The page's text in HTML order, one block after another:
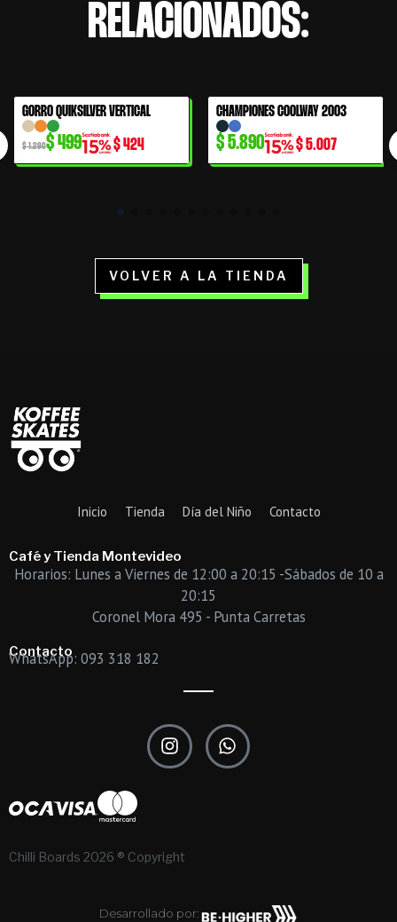
RELACIONADOS:
61% OFF
GORRO QUIKSILVER VERTICAL
$1.290
El
precio
original
era:
$499
El
precio
actual
es:
$424
CHAMPIONES COOLWAY 2003
$5.890 $5.007
VOLVER A LA TIENDA
Inicio Tienda Día del Niño Contacto
Café y Tienda Montevideo
Horarios: Lunes a Viernes de 12:00 a 20:15 -Sábados de 10 a
20:15
Coronel Mora 495 - Punta Carretas
Contacto
WhatsApp: 093 318 182
Chilli Boards 2026 ® Copyright
I
n
s
a
W
h
a
Desarrollado por: